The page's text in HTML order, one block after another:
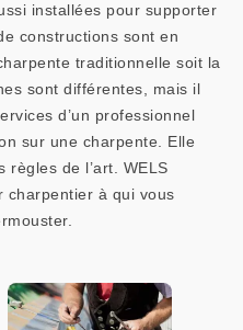
installées pour supporter
constructions sont en
traditionnelle soit la
sont différentes, mais il
d’un professionnel
sur une charpente. Elle
de l’art. WELS
charpentier à qui vous